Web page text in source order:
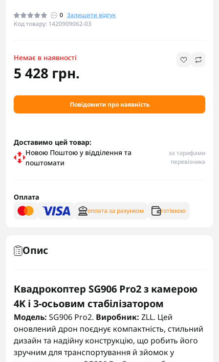
0 Залишити відгук
Код товару: 1420909062-03
Немає в наявності
5 428 грн.
Повідомити про наявність
Доставимо цей товар:
Новою Поштою у відділення та
поштомати
за тарифами
перевізника
Оплата
оплата за рахунком готівкою
Опис
Квадрокоптер SG906 Pro2 з камерою
4K і 3-осьовим стабілізатором
Модель: SG906 Pro2. Виробник: ZLL. Цей
оновлений дрон поєднує компактність, стильний
дизайн та надійну конструкцію, що робить його
зручним для транспортування й зйомок у